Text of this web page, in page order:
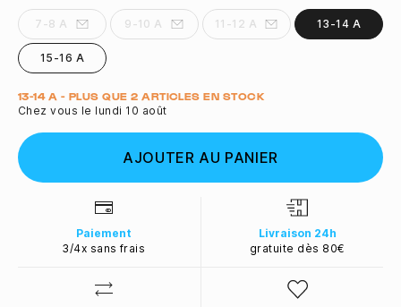
7-8 A 9-10 A 11-12 A 13-14 A
15-16 A
Quantité
13-14 A - PLUS QUE 2 ARTICLES EN STOCK
Chez vous le lundi 10 août
AJOUTER AU PANIER
Paiement
3/4x sans frais
Livraison 24h
gratuite dès 80€